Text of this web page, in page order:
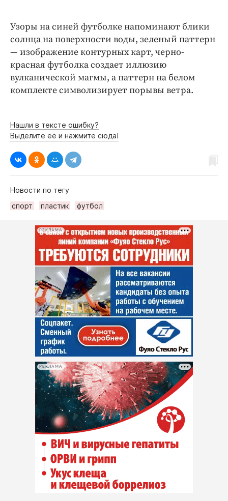
Узоры на синей футболке напоминают блики
солнца на поверхности воды, зеленый паттерн
— изображение контурных карт, черно-
красная футболка создает иллюзию
вулканической магмы, а паттерн на белом
комплекте символизирует порывы ветра.​
Нашли в тексте ошибку?
Выделите её и нажмите сюда!
Новости по тегу
спорт
пластик футбол
РЕКЛАМА
РЕКЛАМА